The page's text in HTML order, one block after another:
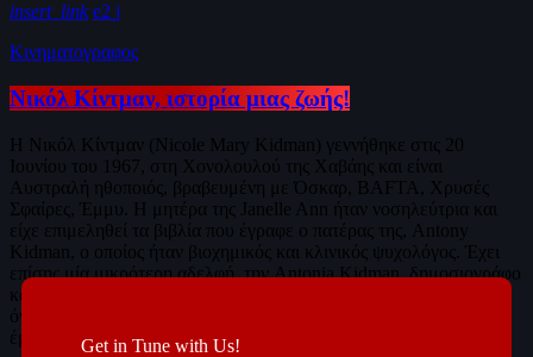
insert_link
2
Κινηματογραφος
Νικόλ Κίντμαν, ιστορία μιας ζωής!
H Νικόλ Κίντμαν (Nicole Mary Kidman) γεννήθηκε στις 20
Ιουνίου του 1967, στη Χονολουλού της Χαβάης και είναι
Αυστραλή ηθοποιός, βραβευμένη με Όσκαρ, BAFTA, Χρυσές
Σφαίρες, Έμμυ. Η μητέρα της Janelle Ann ήταν νοσηλεύτρια και
είχε επιμεληθεί τα βιβλία που έγραφε ο πατέρας της, Antony
Kidman, ο οποίος ήταν βιοχημικός και κλινικός ψυχολόγος. Έχει
επίσης μία μικρότερη αδελφή, την Antonia Kidman, δημοσιογράφο
και τηλεπαρουσιάστρια. Όταν γεννήθηκε η Νικόλ της δόθηκε το
όνομα, "Hōkūlani", που σημαίνει ''Αστέρι του Παραδείσου''
έμπνευση από […]Get in Tune with Us!